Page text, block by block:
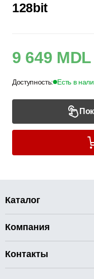
128bit
9 649 MDL
Доступность: Есть в
Каталог
Компания
Контакты